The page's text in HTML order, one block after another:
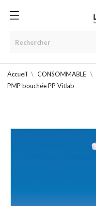
Accueil CONSOMMABLE
PMP bouchée PP Vitlab